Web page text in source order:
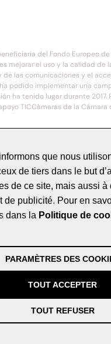
del Fondo Europeo
mejorar el uso y la calidad de
de las comunicaciones y el
podido implementar una
ha tenido lugar durante 2017.
TICCámaras de la Cámara
HOTELS DE LUXE - Todos
que nous
de tiers dans le but
de ce site, mais aussi à
de publicité. Pour en
dans la Politique de
PARAMÈTRES DES
TOUT REFUSER
TOUT ACCEPTER